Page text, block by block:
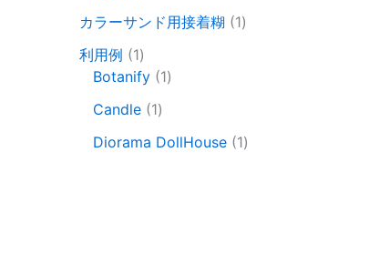
品
商
の
品
カラーサンド用接着糊 11
利用例 11
個
商
品
Botanify 11
商
Candle 11
の
Diorama DollHouse 11